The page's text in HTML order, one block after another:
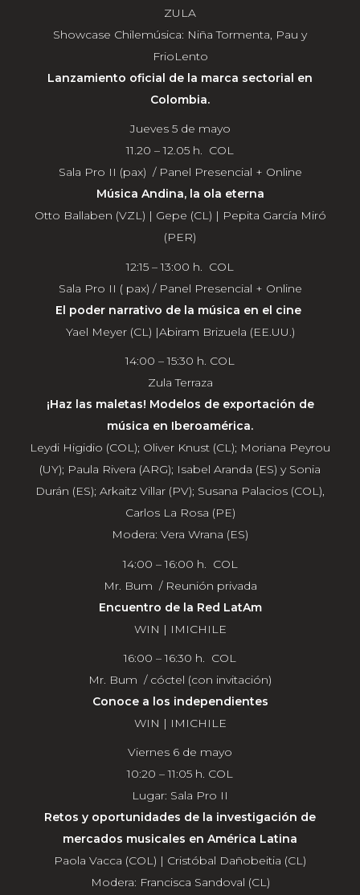
ZULA
Showcase Chilemúsica: Niña Tormenta, Pau y
FrioLento
Lanzamiento oficial de la marca sectorial en
Colombia.
Jueves 5 de mayo
11.20 – 12.05 h. COL
Sala Pro II (pax) / Panel Presencial + Online
Música Andina, la ola eterna
Otto Ballaben (VZL) | Gepe (CL) | Pepita García Miró
(PER)
12:15 – 13:00 h. COL
Sala Pro II ( pax) / Panel Presencial + Online
El poder narrativo de la música en el cine
Yael Meyer (CL) |Abiram Brizuela (EE.UU.)
14:00 – 15:30 h. COL
Zula Terraza
¡Haz las maletas! Modelos de exportación de
música en Iberoamérica.
Leydi Higidio (COL); Oliver Knust (CL); Moriana Peyrou
(UY); Paula Rivera (ARG); Isabel Aranda (ES) y Sonia
Durán (ES); Arkaitz Villar (PV); Susana Palacios (COL),
Carlos La Rosa (PE)
Modera: Vera Wrana (ES)
14:00 – 16:00 h. COL
Mr. Bum / Reunión privada
Encuentro de la Red LatAm
WIN | IMICHILE
16:00 – 16:30 h. COL
Mr. Bum / cóctel (con invitación)
Conoce a los independientes
WIN | IMICHILE
Viernes 6 de mayo
10:20 – 11:05 h. COL
Lugar: Sala Pro II
Retos y oportunidades de la investigación de
mercados musicales en América Latina
Paola Vacca (COL) | Cristóbal Dañobeitia (CL)
Modera: Francisca Sandoval (CL)